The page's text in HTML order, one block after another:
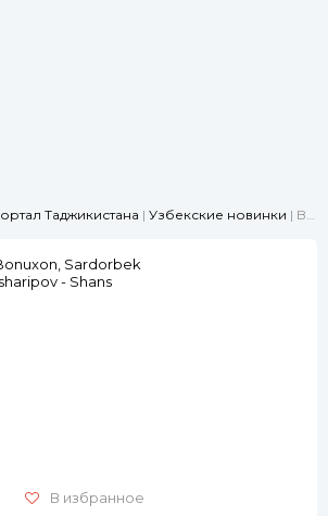
Таджикистана | Узбекские новинки | Bonuxon, Sardorbek Masharipov - Shans
В избранное